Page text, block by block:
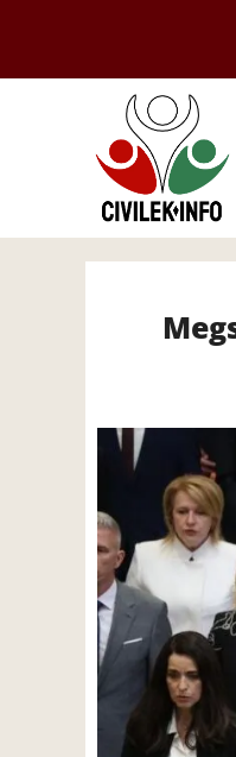
tartalomba